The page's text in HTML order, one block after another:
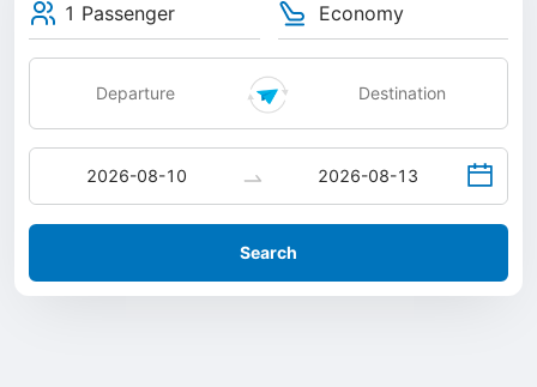
1 Passenger Economy
Search